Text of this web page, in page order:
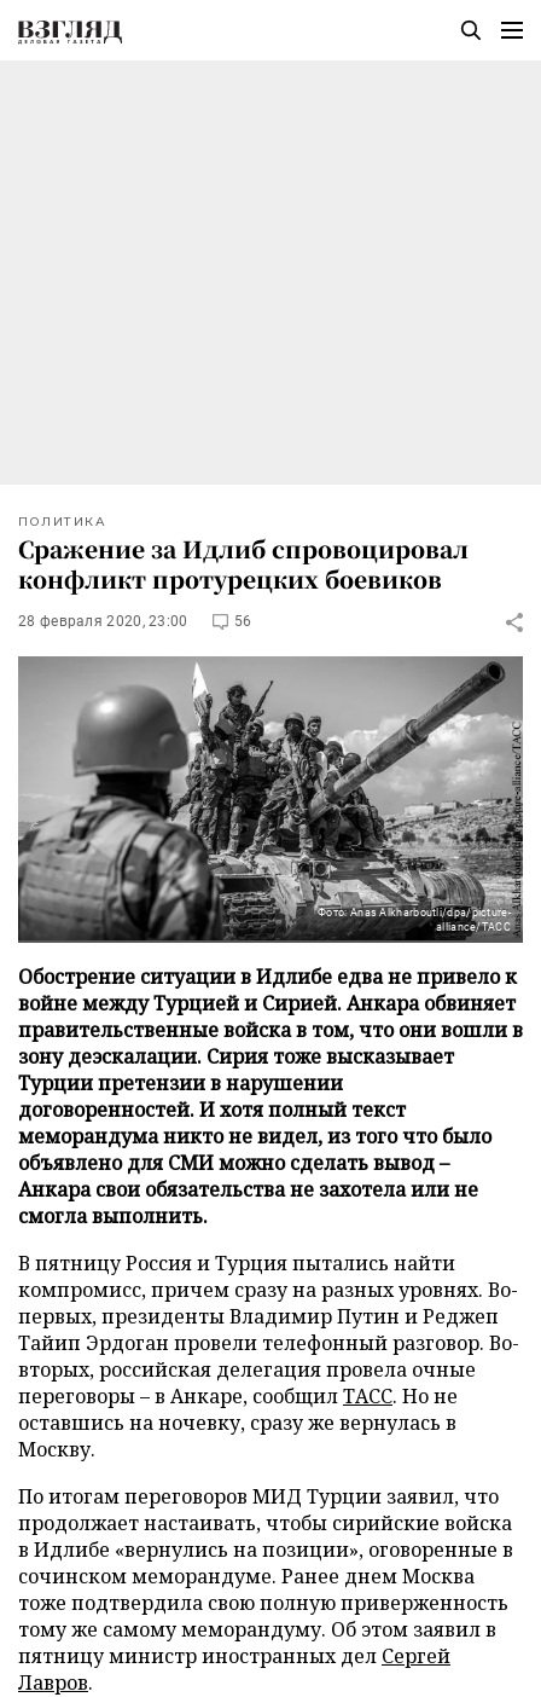
ПОЛИТИКА
Сражение за Идлиб спровоцировал
конфликт протурецких боевиков
28 февраля 2020, 23:00 56
Фото: Anas Alkharboutli/dpa/picture-
alliance/ТАСС
Обострение ситуации в Идлибе едва не привело к
войне между Турцией и Сирией. Анкара обвиняет
правительственные войска в том, что они вошли в
зону деэскалации. Сирия тоже высказывает
Турции претензии в нарушении
договоренностей. И хотя полный текст
меморандума никто не видел, из того что было
объявлено для СМИ можно сделать вывод –
Анкара свои обязательства не захотела или не
смогла выполнить.
В пятницу Россия и Турция пытались найти
компромисс, причем сразу на разных уровнях. Во-
первых, президенты Владимир Путин и Реджеп
Тайип Эрдоган провели телефонный разговор. Во-
вторых, российская делегация провела очные
переговоры – в Анкаре, сообщилТАСС. Но не
оставшись на ночевку, сразу же вернулась в
Москву.
По итогам переговоров МИД Турции заявил, что
продолжает настаивать, чтобы сирийские войска
в Идлибе «вернулись на позиции», оговоренные в
сочинском меморандуме. Ранее днем Москва
тоже подтвердила свою полную приверженность
тому же самому меморандуму. Об этом заявил в
пятницу министр иностранных дел Сергей
Лавров.